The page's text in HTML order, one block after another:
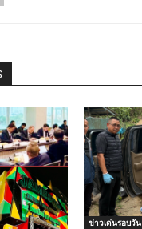
ข่าวเด่นรอบวัน